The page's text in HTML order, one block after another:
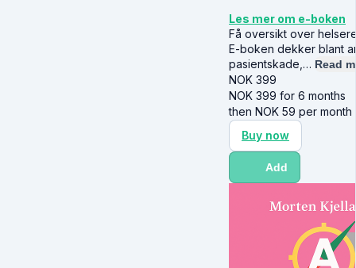
Les mer om e-boken
Få oversikt over
E-boken dekker blant
pasientskade,… Read
NOK 399
NOK 399 for 6 months
then NOK 59 per month
Buy now
Add